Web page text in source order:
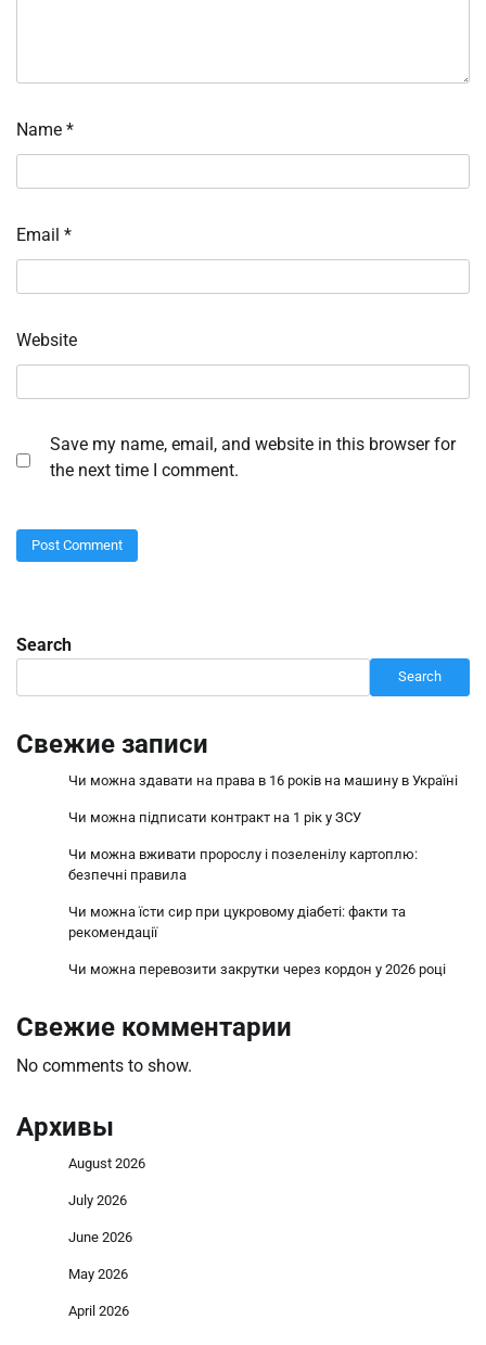
Name *
Email *
Website
Save my name, email, and website in this browser for
the next time I comment.
Search
Search
Свежие записи
Чи можна здавати на права в 16 років на машину в Україні
Чи можна підписати контракт на 1 рік у ЗСУ
Чи можна вживати пророслу і позеленілу картоплю:
безпечні правила
Чи можна їсти сир при цукровому діабеті: факти та
рекомендації
Чи можна перевозити закрутки через кордон у 2026 році
Свежие комментарии
No comments to show.
Архивы
August 2026
July 2026
June 2026
May 2026
April 2026